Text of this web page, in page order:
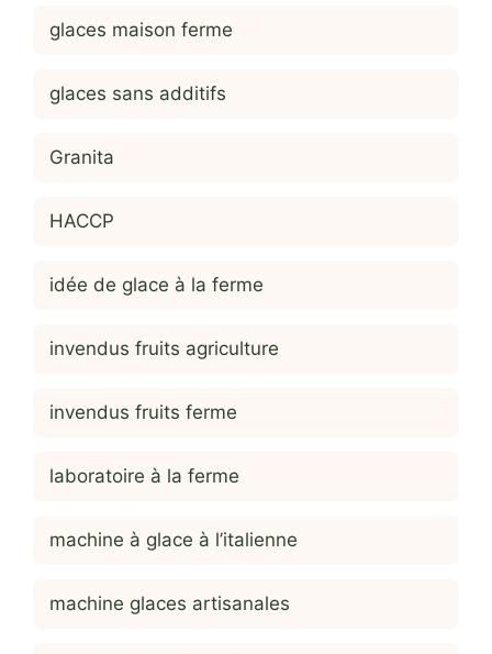
glaces maison ferme
glaces sans additifs
Granita
HACCP
idée de glace à la ferme
invendus fruits agriculture
invendus fruits ferme
laboratoire à la ferme
machine à glace à l’italienne
machine glaces artisanales